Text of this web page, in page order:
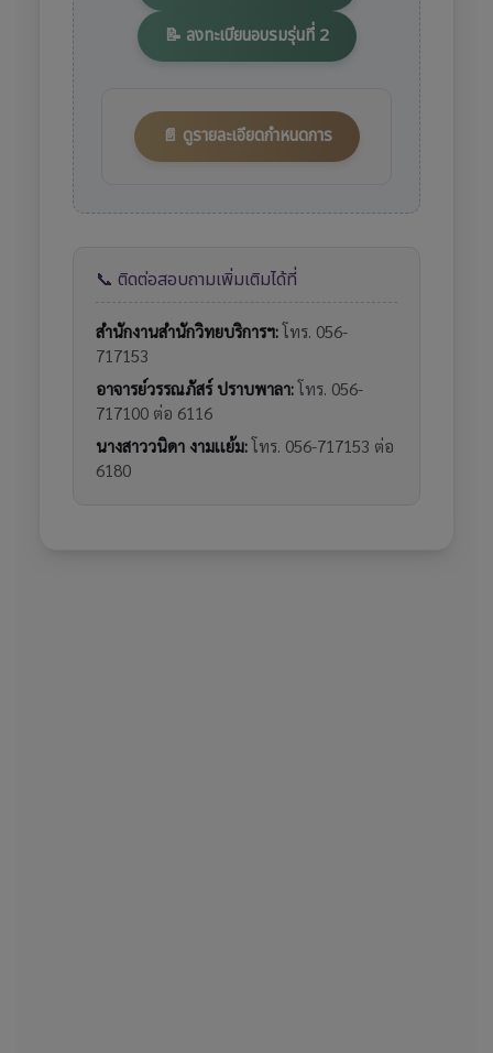
📝 ลงทะเบียนอบรมรุ่นที่ 2
📄 ดูรายละเอียดกำหนดการ
📞 ติดต่อสอบถามเพิ่มเติมได้ที่
สำนักงานสำนักวิทยบริการฯ:โทร. 056-
717153
อาจารย์วรรณภัสร์ ปราบพาลา:โทร. 056-
717100 ต่อ 6116
นางสาววนิดา งามเเย้ม:โทร. 056-717153 ต่อ
6180